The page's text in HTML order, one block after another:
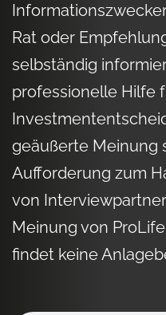
Rat oder
selbständig
professionelle Hilfe
geäußerte Meinung
Aufforderung zum
von
Meinung von
findet keine